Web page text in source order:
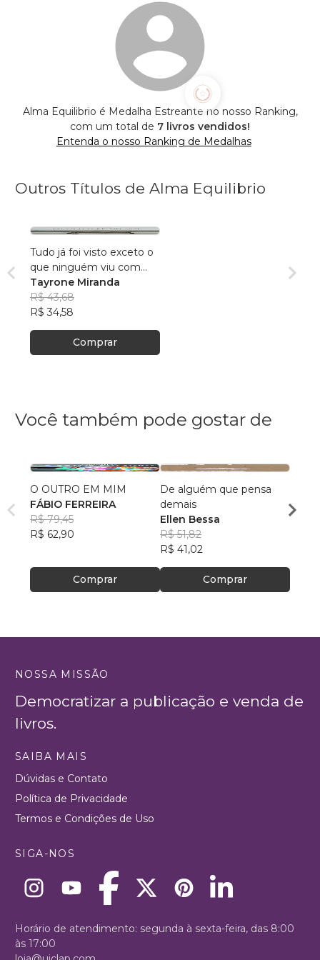
Alma Equilibrio é Medalha Estreante no nosso Ranking,
com um total de 7 livros vendidos!
Entenda o nosso Ranking de Medalhas
Outros Títulos de Alma Equilibrio
Tudo já foi visto exceto o
que ninguém viu com
seus olhos. Por isso
escrevi.
Tayrone Miranda
R$ 43,68
R$ 34,58
Comprar
Você também pode gostar de
O OUTRO EM MIM
FÁBIO FERREIRA
R$ 79,45
R$ 62,90
Comprar
De alguém que pensa
demais
Ellen Bessa
R$ 51,82
R$ 41,02
Comprar
das
NOSSA MISSÃO
Democratizar a publicação e venda de
livros.
SAIBA MAIS
Dúvidas e Contato
Política de Privacidade
Termos e Condições de Uso
SIGA-NOS
Horário de atendimento: segunda à sexta-feira, das 8:00
às 17:00